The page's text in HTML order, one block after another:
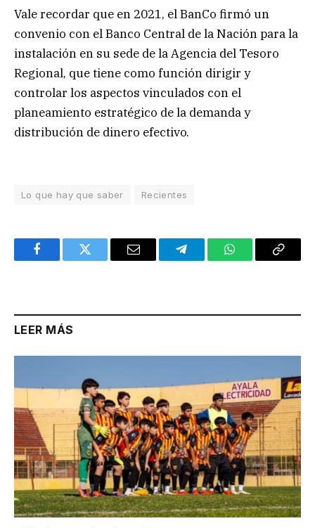
Vale recordar que en 2021, el BanCo firmó un
convenio con el Banco Central de la Nación para la
instalación en su sede de la Agencia del Tesoro
Regional, que tiene como función dirigir y
controlar los aspectos vinculados con el
planeamiento estratégico de la demanda y
distribución de dinero efectivo.
Lo que hay que saber Recientes
FacebookTwitter Email TelegramWhatsAppCopy
LEER MÁS